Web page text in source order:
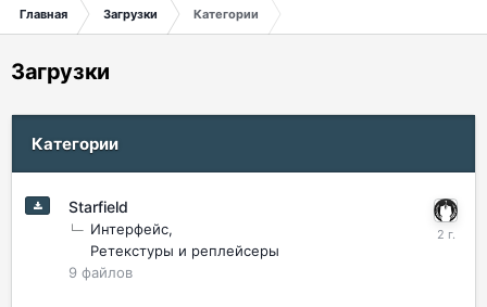
Главная Загрузки Категории
Загрузки
Категории
Starfield
Интерфейс
Ретекстуры и реплейсеры
9 файлов